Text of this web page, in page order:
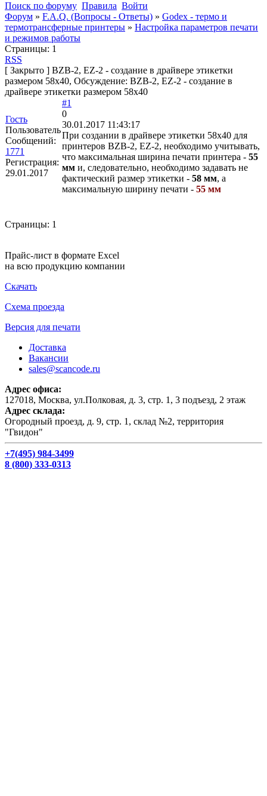
Поиск по форуму Правила Войти
Форум » F.A.Q. (Вопросы - Ответы) » Godex - термо и
термотрансферные принтеры » Настройка параметров печати
и режимов работы
Страницы: 1
RSS
[ Закрыто ] BZB-2, EZ-2 - создание в драйвере этикетки
размером 58х40, Обсуждение: BZB-2, EZ-2 - создание в
драйвере этикетки размером 58х40
Гость
Пользователь
Сообщений:
1771
Регистрация:
29.01.2017
#1
0
30.01.2017 11:43:17
При создании в драйвере этикетки 58х40 для
принтеров BZB-2, EZ-2, необходимо учитывать,
что максимальная ширина печати принтера - 55
мм и, следовательно, необходимо задавать не
фактический размер этикетки - 58 мм, а
максимальную ширину печати - 55 мм
Страницы: 1
Прайс-лист в формате Excel
на всю продукцию компании
Скачать
Схема проезда
Версия для печати
Доставка
Вакансии
sales@scancode.ru
Адрес офиса:
127018, Москва, ул.Полковая, д. 3, стр. 1, 3 подъезд, 2 этаж
Адрес склада:
Огородный проезд, д. 9, стр. 1, склад №2, территория
"Гвидон"
+7(495) 984-3499
8 (800) 333-0313